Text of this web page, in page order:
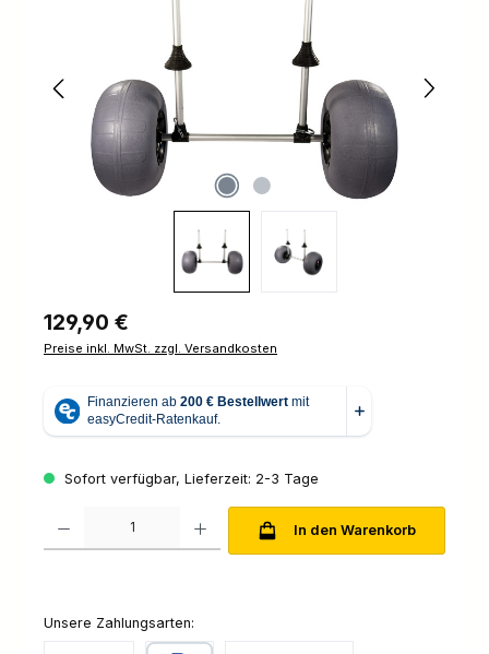
Regulärer Preis:
129,90 €
Preise inkl. MwSt. zzgl. Versandkosten
Sofort verfügbar, Lieferzeit: 2-3 Tage
Produkt Anzahl: Gib den gewünschten Wert ein oder benutze die
In den Warenkorb
Unsere Zahlungsarten: